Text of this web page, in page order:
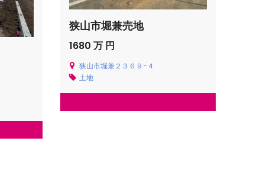
狭山市堀兼売地
1680 万 円
狭山市堀兼２３６９−４
土地